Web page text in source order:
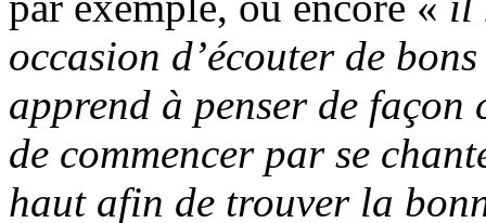
occasion d’écouter de
apprend à penser de
de commencer par se
haut afin de trouver la